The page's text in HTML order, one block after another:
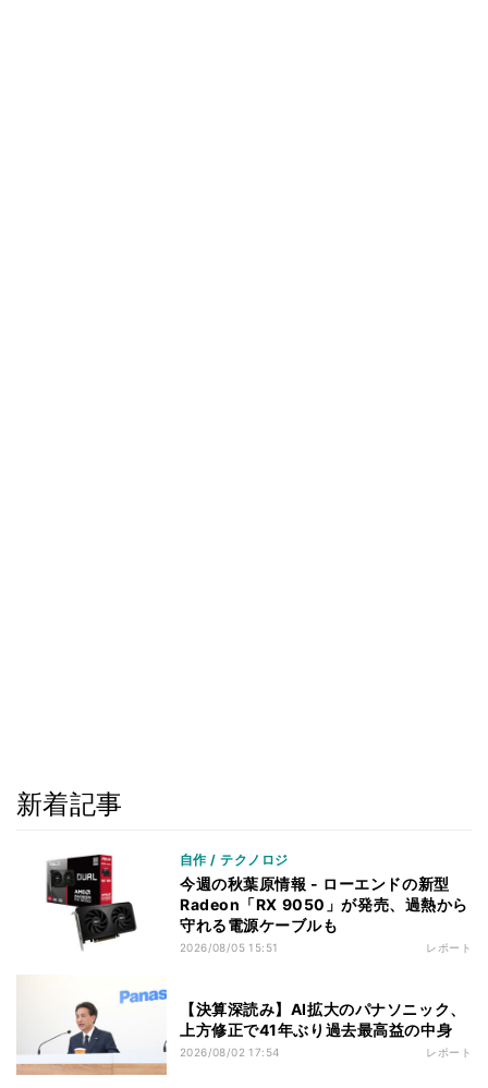
新着記事
自作 / テクノロジ
今週の秋葉原情報 - ローエンドの新型
Radeon「RX 9050」が発売、過熱から
守れる電源ケーブルも
2026/08/05 15:51 レポート
【決算深読み】AI拡大のパナソニック、
上方修正で41年ぶり過去最高益の中身
2026/08/02 17:54 レポート